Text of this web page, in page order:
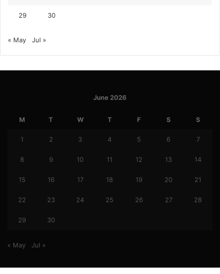
29 30
« May Jul »
June 2026
M T W T F S S
1 2 3 4 5 6 7
8 9 10 11 12 13 14
15 16 17 18 19 20 21
22 23 24 25 26 27 28
29 30
« May Jul »